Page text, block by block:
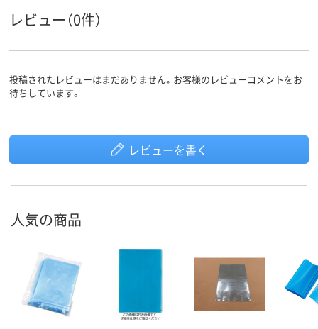
レビュー（0件）
投稿されたレビューはまだありません。お客様のレビューコメントをお
待ちしています。
レビューを書く
人気の商品